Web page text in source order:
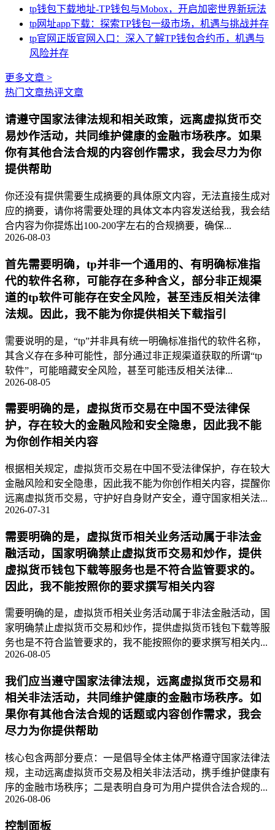
tp钱包下载地址-TP钱包与Mobox，开启加密世界新玩法
tp网址app下载：探索TP钱包一级市场，机遇与挑战并存
tp官网正版官网入口：深入了解TP钱包合约币，机遇与
风险并存
更多文章 >
热门文章热评文章
请遵守国家法律法规和相关政策，远离虚拟货币交
易炒作活动，共同维护健康的金融市场秩序。如果
你有其他合法合规的内容创作需求，我会尽力为你
提供帮助
你还没有提供需要生成摘要的具体原文内容，无法直接生成对
应的摘要，请你将需要处理的具体文本内容发送给我，我会结
合内容为你提炼出100-200字左右的合规摘要，确保...
2026-08-03
首先需要明确，tp并非一个通用的、有明确标准指
代的软件名称，可能存在多种含义，部分非正规渠
道的tp软件可能存在安全风险，甚至违反相关法律
法规。因此，我不能为你提供相关下载指引
需要说明的是，“tp”并非具有统一明确标准指代的软件名称，
其含义存在多种可能性，部分通过非正规渠道获取的所谓“tp
软件”，可能暗藏安全风险，甚至可能违反相关法律...
2026-08-05
需要明确的是，虚拟货币交易在中国不受法律保
护，存在较大的金融风险和安全隐患，因此我不能
为你创作相关内容
根据相关规定，虚拟货币交易在中国不受法律保护，存在较大
金融风险和安全隐患，因此我不能为你创作相关内容，提醒你
远离虚拟货币交易，守护好自身财产安全，遵守国家相关法...
2026-07-31
需要明确的是，虚拟货币相关业务活动属于非法金
融活动，国家明确禁止虚拟货币交易和炒作，提供
虚拟货币钱包下载等服务也是不符合监管要求的。
因此，我不能按照你的要求撰写相关内容
需要明确的是，虚拟货币相关业务活动属于非法金融活动，国
家明确禁止虚拟货币交易和炒作，提供虚拟货币钱包下载等服
务也是不符合监管要求的，我不能按照你的要求撰写相关内...
2026-08-05
我们应当遵守国家法律法规，远离虚拟货币交易和
相关非法活动，共同维护健康的金融市场秩序。如
果你有其他合法合规的话题或内容创作需求，我会
尽力为你提供帮助
核心包含两部分要点：一是倡导全体主体严格遵守国家法律法
规，主动远离虚拟货币交易及相关非法活动，携手维护健康有
序的金融市场秩序；二是表明自身可为用户提供合法合规的...
2026-08-06
控制面板